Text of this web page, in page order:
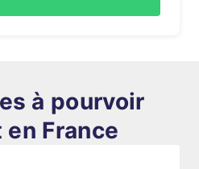
à pourvoir
France